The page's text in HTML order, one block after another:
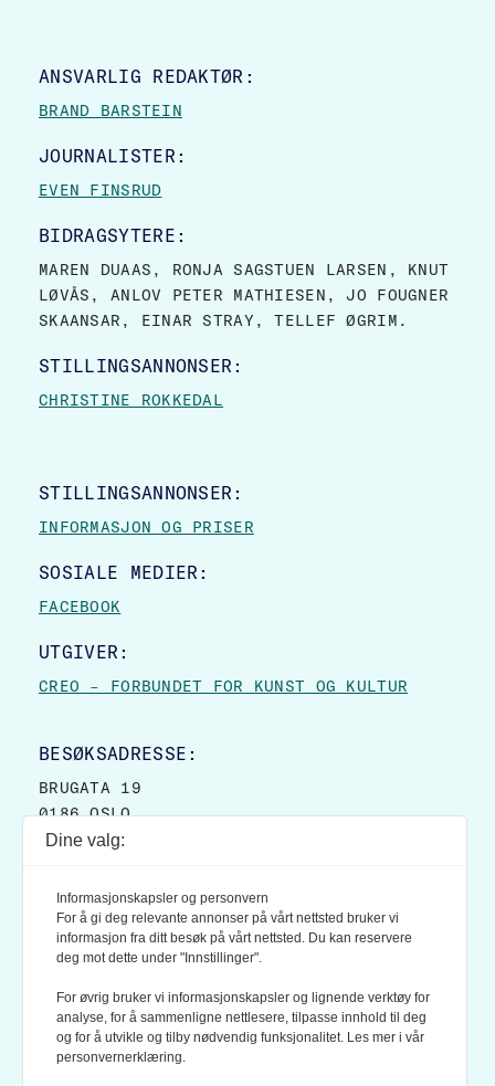
SITE FOOTER
ANSVARLIG REDAKTØR:
BRAND BARSTEIN
JOURNALISTER:
EVEN FINSRUD
BIDRAGSYTERE:
MAREN DUAAS, RONJA SAGSTUEN LARSEN, KNUT
LØVÅS, ANLOV PETER MATHIESEN, JO FOUGNER
SKAANSAR, EINAR STRAY, TELLEF ØGRIM.
STILLINGSANNONSER:
CHRISTINE ROKKEDAL
STILLINGSANNONSER:
INFORMASJON OG PRISER
SOSIALE MEDIER:
FACEBOOK
UTGIVER:
CREO – FORBUNDET FOR KUNST OG KULTUR
BESØKSADRESSE:
BRUGATA 19
0186 OSLO
POSTBOKS 9007 GRØNLAND
0133 OSLO
LES OGSÅ:
KONTEKSTS PERSONVERN-POLICY
Dine valg:
Informasjonskapsler og personvern
For å gi deg relevante annonser på vårt nettsted bruker vi
informasjon fra ditt besøk på vårt nettsted. Du kan reservere
deg mot dette under "Innstillinger".
For øvrig bruker vi informasjonskapsler og lignende verktøy for
analyse, for å sammenligne nettlesere, tilpasse innhold til deg
og for å utvikle og tilby nødvendig funksjonalitet. Les mer i vår
personvernerklæring.